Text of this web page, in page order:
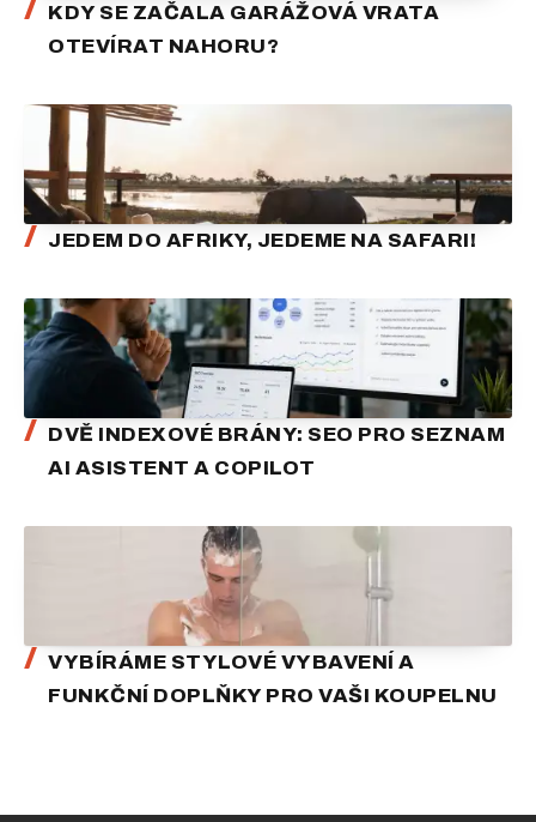
KDY SE ZAČALA GARÁŽOVÁ VRATA
OTEVÍRAT NAHORU?
JEDEM DO AFRIKY, JEDEME NA SAFARI!
DVĚ INDEXOVÉ BRÁNY: SEO PRO SEZNAM
AI ASISTENT A COPILOT
VYBÍRÁME STYLOVÉ VYBAVENÍ A
FUNKČNÍ DOPLŇKY PRO VAŠI KOUPELNU